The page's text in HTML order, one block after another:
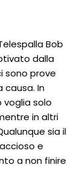
Bob
dalla
sono prove
causa. In
voglia solo
in altri
sia il
e
a non finire